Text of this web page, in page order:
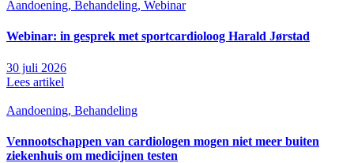
Aandoening, Behandeling, Webinar
Webinar: in gesprek met sportcardioloog Harald Jørstad
30 juli 2026
Lees artikel
Aandoening, Behandeling
Vennootschappen van cardiologen mogen niet meer buiten
ziekenhuis om medicijnen testen